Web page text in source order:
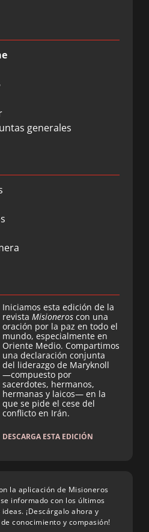
generales
Iniciamos esta edición de la
revista Misioneros con una
oración por la paz en todo el
mundo, especialmente en
Oriente Medio. Compartimos
una declaración conjunta
del liderazgo de Maryknoll
—compuesto por
sacerdotes, hermanos,
hermanas y laicos— en la
que se pide el cese del
conflicto en Irán.
DESCARGA ESTA EDICIÓN
la aplicación de Misioneros
informado con los últimos
¡Descárgalo ahora y
conocimiento y compasión!